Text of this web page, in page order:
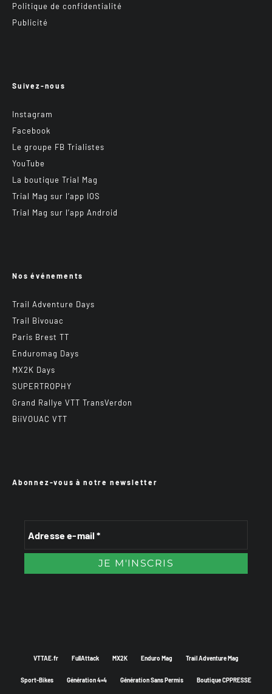
Politique de confidentialité
Publicité
Suivez-nous
Instagram
Facebook
Le groupe FB Trialistes
YouTube
La boutique Trial Mag
Trial Mag sur l’app IOS
Trial Mag sur l’app Android
Nos événements
Trail Adventure Days
Trail Bivouac
Paris Brest TT
Enduromag Days
MX2K Days
SUPERTROPHY
Grand Rallye VTT TransVerdon
BiiVOUAC VTT
Abonnez-vous à notre newsletter
VTTAE.fr FullAttack MX2K Enduro Mag Trail Adventure Mag
Sport-Bikes Génération 4×4 Génération Sans Permis Boutique CPPRESSE